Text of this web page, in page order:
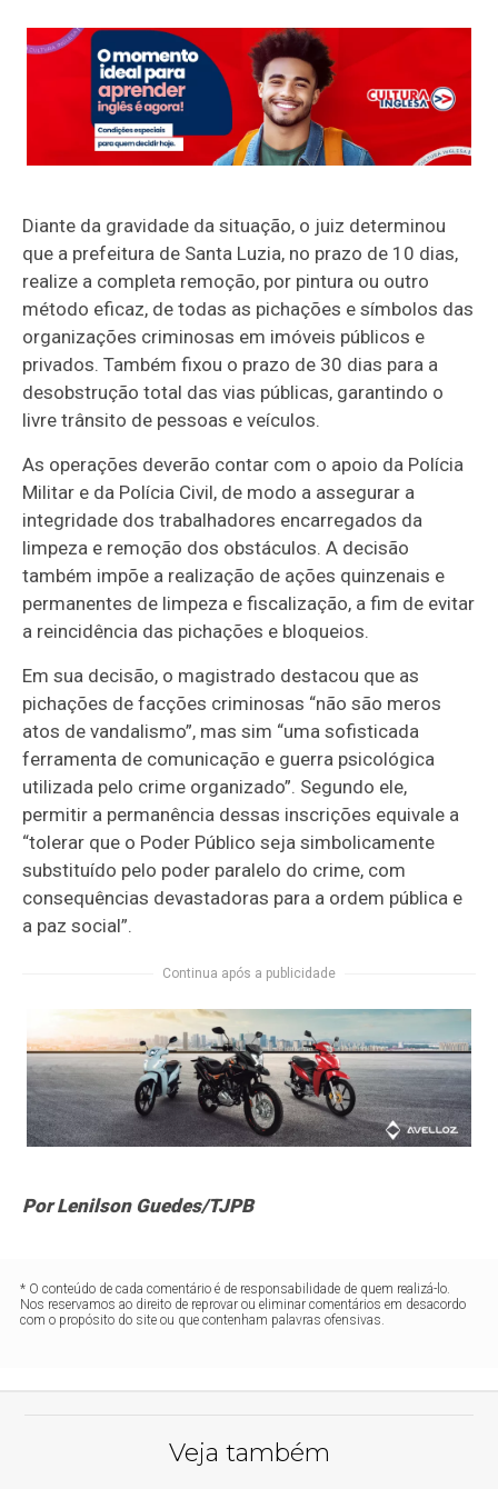
Diante da gravidade da situação, o juiz determinou
que a prefeitura de Santa Luzia, no prazo de 10 dias,
realize a completa remoção, por pintura ou outro
método eficaz, de todas as pichações e símbolos das
organizações criminosas em imóveis públicos e
privados. Também fixou o prazo de 30 dias para a
desobstrução total das vias públicas, garantindo o
livre trânsito de pessoas e veículos.
As operações deverão contar com o apoio da Polícia
Militar e da Polícia Civil, de modo a assegurar a
integridade dos trabalhadores encarregados da
limpeza e remoção dos obstáculos. A decisão
também impõe a realização de ações quinzenais e
permanentes de limpeza e fiscalização, a fim de evitar
a reincidência das pichações e bloqueios.
Em sua decisão, o magistrado destacou que as
pichações de facções criminosas “não são meros
atos de vandalismo”, mas sim “uma sofisticada
ferramenta de comunicação e guerra psicológica
utilizada pelo crime organizado”. Segundo ele,
permitir a permanência dessas inscrições equivale a
“tolerar que o Poder Público seja simbolicamente
substituído pelo poder paralelo do crime, com
consequências devastadoras para a ordem pública e
a paz social”.
Continua após a publicidade
Por Lenilson Guedes/TJPB
* O conteúdo de cada comentário é de responsabilidade de quem realizá-lo.
Nos reservamos ao direito de reprovar ou eliminar comentários em desacordo
com o propósito do site ou que contenham palavras ofensivas.
Veja também